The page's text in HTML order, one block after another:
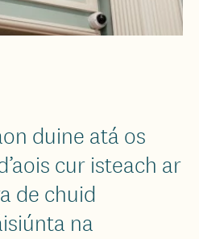
duine atá os
cur isteach ar
de chuid
na